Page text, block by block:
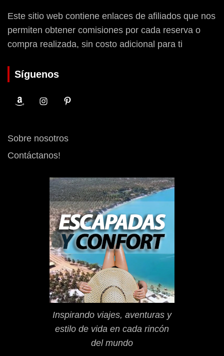
Este sitio web contiene enlaces de afiliados que nos
permiten obtener comisiones por cada reserva o
compra realizada, sin costo adicional para ti
Síguenos
Sobre nosotros
Contáctanos!
Inspirando viajes, aventuras y
estilo de vida en cada rincón
del mundo